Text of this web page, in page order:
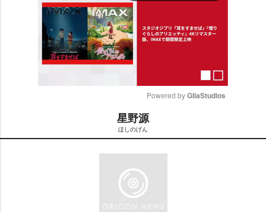
t
Powered by GliaStudios
星野源
ほしのげん